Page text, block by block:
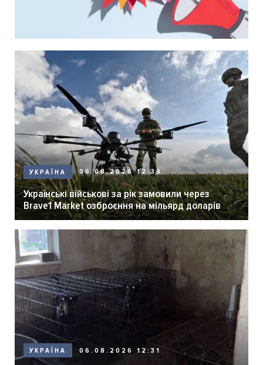
УКРАЇНА 06.08.2026 12:39
Українські військові за рік замовили через
Brave1 Market озброєння на мільярд доларів
УКРАЇНА 06.08.2026 12:31